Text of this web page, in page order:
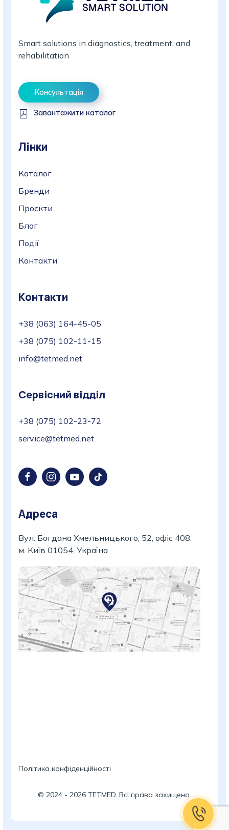
Smart solutions in diagnostics, treatment, and
rehabilitation
Консультація
Завантажити каталог
Лінки
Каталог
Бренди
Проєкти
Блог
Події
Контакти
Контакти
+38 (063) 164-45-05
+38 (075) 102-11-15
info@tetmed.net
Сервісний відділ
+38 (075) 102-23-72
service@tetmed.net
Адреса
Вул. Богдана Хмельницького, 52, офіс 408,
м. Київ 01054, Україна
Політика конфіденційності
© 2024 - 2026 TETMED. Всі права захищено.